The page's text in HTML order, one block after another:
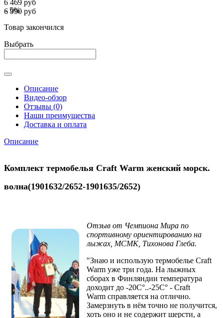
6 469 руб
6 990 руб
- 5%
Товар закончился
Выбрать
Описание
Видео-обзор
Отзывы (0)
Наши преимущества
Доставка и оплата
Описание
Комплект термобелья Craft Warm женский морск.
волна(1901632/2652-1901635/2652)
Отзыв от Чемпиона Мира по
спортивному ориентированию на
лыжах, МСМК, Тихонова Глеба.
"Знаю и использую термобелье Craft
Warm уже три года. На лыжных
сборах в Финляндии температура
доходит до -20С°..-25С° - Craft
Warm справляется на отлично.
Замерзнуть в нём точно не получится,
хоть оно и не содержит шерсти, а